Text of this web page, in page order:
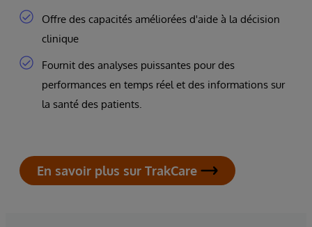
Offre des capacités améliorées d'aide à la décision
clinique
Fournit des analyses puissantes pour des
performances en temps réel et des informations sur
la santé des patients.
En savoir plus sur TrakCare